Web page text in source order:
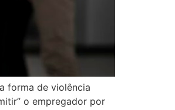
forma de violência
o empregador por